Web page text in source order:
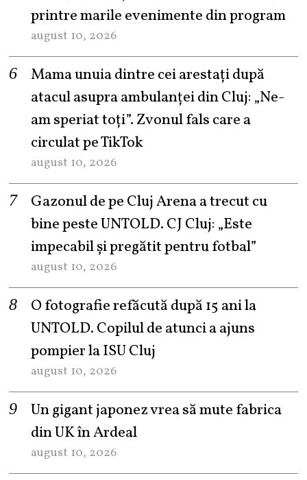
printre marile evenimente din program
august 10, 2026
Mama unuia dintre cei arestați după
atacul asupra ambulanței din Cluj: „Ne-
am speriat toți”. Zvonul fals care a
circulat pe TikTok
august 10, 2026
Gazonul de pe Cluj Arena a trecut cu
bine peste UNTOLD. CJ Cluj: „Este
impecabil și pregătit pentru fotbal”
august 10, 2026
O fotografie refăcută după 15 ani la
UNTOLD. Copilul de atunci a ajuns
pompier la ISU Cluj
august 10, 2026
Un gigant japonez vrea să mute fabrica
din UK în Ardeal
august 10, 2026